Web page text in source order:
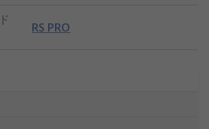
RS PRO